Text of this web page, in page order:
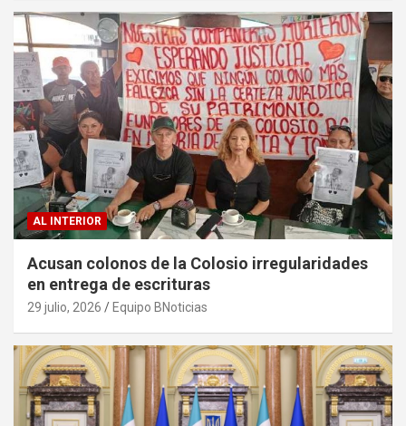
AL INTERIOR
Acusan colonos de la Colosio irregularidades
en entrega de escrituras
29 julio, 2026 Equipo BNoticias